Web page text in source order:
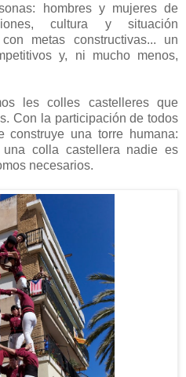
hombres y mujeres de
cultura y situación
metas constructivas... un
y, ni mucho menos,
les colles castelleres que
Con la participación de todos
construye una torre humana:
colla castellera nadie es
necesarios.